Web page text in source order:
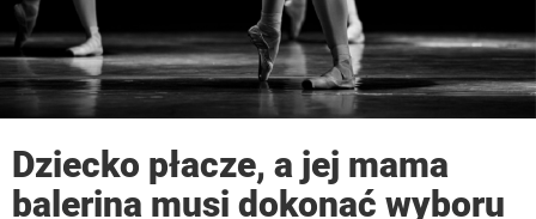
Dziecko płacze, a jej mama
balerina musi dokonać wyboru